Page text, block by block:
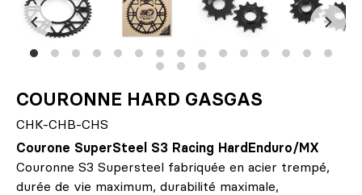
COURONNE HARD GASGAS
CHK-CHB-CHS
Courone SuperSteel S3 Racing HardEnduro/MX
Couronne S3 Supersteel fabriquée en acier trempé,
durée de vie maximum, durabilité maximale,